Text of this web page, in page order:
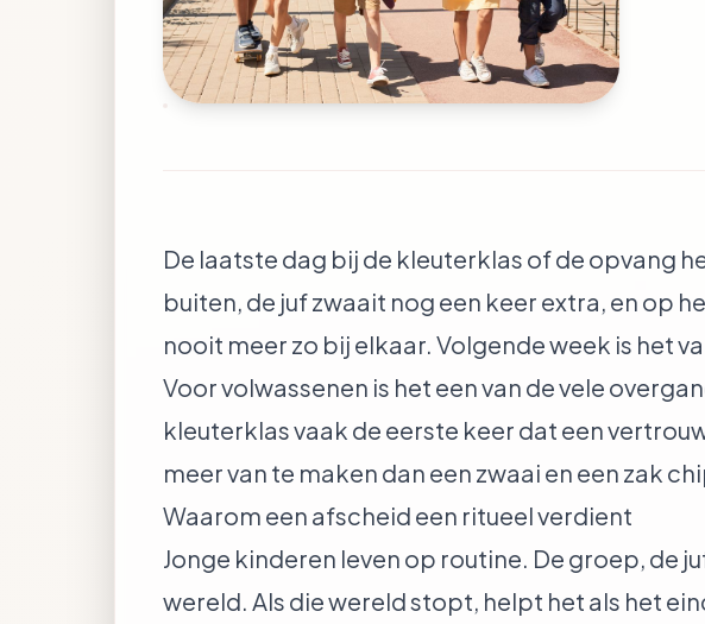
De laatste dag bij de kleuterklas of de opvang
buiten, de juf zwaait nog een keer extra, en op
nooit meer zo bij elkaar. Volgende week is het
Voor volwassenen is het een van de vele
kleuterklas vaak de eerste keer dat een
meer van te maken dan een zwaai en een zak
Waarom een afscheid een ritueel verdient
Jonge kinderen leven op routine. De groep, de
wereld. Als die wereld stopt, helpt het als het